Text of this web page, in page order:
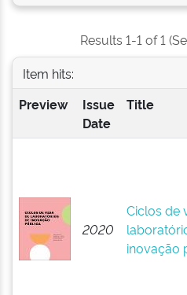
Results 1-1 of 1
Item hits:
Preview
Issue
Date
Title
2020
Ciclos de
inovação